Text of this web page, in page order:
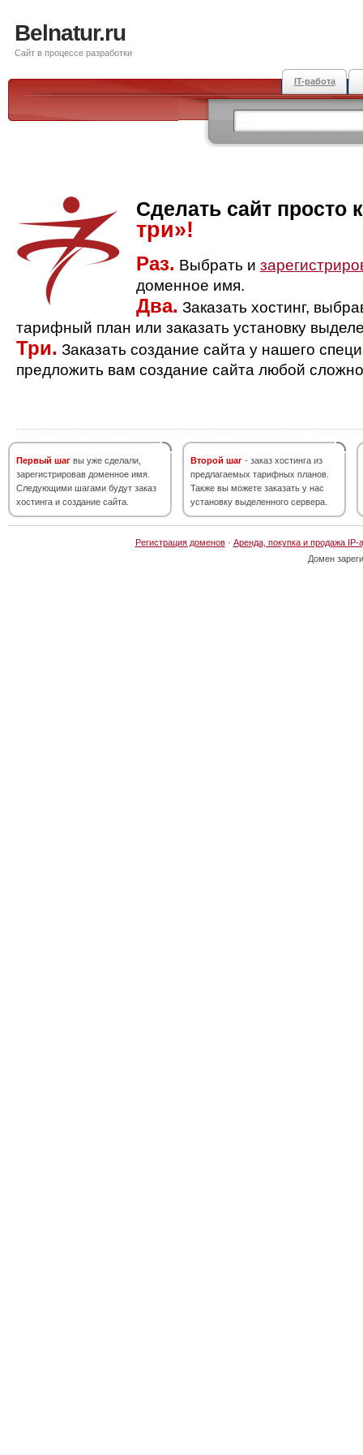
Belnatur.ru
Сайт в процессе разработки
IT-работа
Сделать сайт просто
три»!
Раз. Выбрать и
доменное имя.
Два. Заказать хостинг,
тарифный план или заказать установку
Три. Заказать создание сайта у нашего
предложить вам создание сайта любой
Первый шаг вы уже сделали,
зарегистрировав доменное имя.
Следующими шагами будут заказ
хостинга и создание сайта.
Второй шаг - заказ хостинга из
предлагаемых тарифных планов.
Также вы можете заказать у нас
установку выделенного сервера.
Регистрация доменов· Аренда, покупка и продажа IP-
Домен